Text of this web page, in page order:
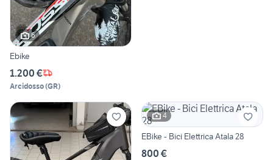
6
Ebike
1.200 €
Arcidosso(GR)
4
EBike - Bici Elettrica Atala 28
800 €